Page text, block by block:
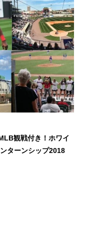
観戦付き！ホワイ
ターンシップ2018